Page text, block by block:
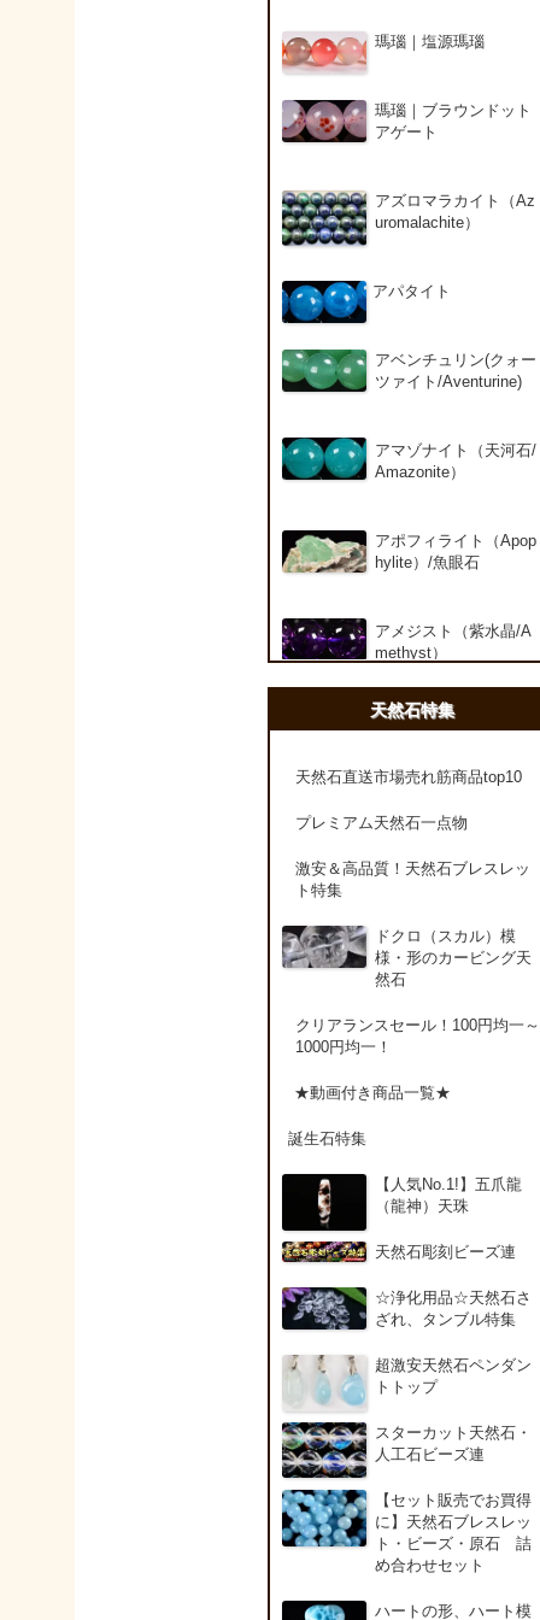
瑪瑙｜塩源瑪瑙
瑪瑙｜ブラウンドット
アゲート
アズロマラカイト（Az
uromalachite）
アパタイト
アベンチュリン(クォー
ツァイト/Aventurine)
アマゾナイト（天河石/
Amazonite）
アポフィライト（Apop
hylite）/魚眼石
アメジスト（紫水晶/A
methyst）
アメシスティンクォー
ラベンダーアメジスト
アラゴナイト（霰石/Ar
アンデシン（チベット
産日長石）
アンフィボールインク
ォーツ(Amphibole)
アンフィボールロック/
ye）
インカローズ（ロード
クロサイト/
インディアンアゲート
ndian Agate)
天然石特集
天然石直送市場売れ筋商品top10
プレミアム天然石一点物
激安＆高品質！天然石ブレスレッ
ト特集
ドクロ（スカル）模
様・形のカービング天
然石
クリアランスセール！100円均一～
1000円均一！
★動画付き商品一覧★
誕生石特集
【人気No.1!】五爪龍
（龍神）天珠
天然石彫刻ビーズ連
☆浄化用品☆天然石さ
ざれ、タンブル特集
超激安天然石ペンダン
トトップ
スターカット天然石・
人工石ビーズ連
【セット販売でお買得
に】天然石ブレスレッ
ト・ビーズ・原石 詰
め合わせセット
ハートの形、ハート模